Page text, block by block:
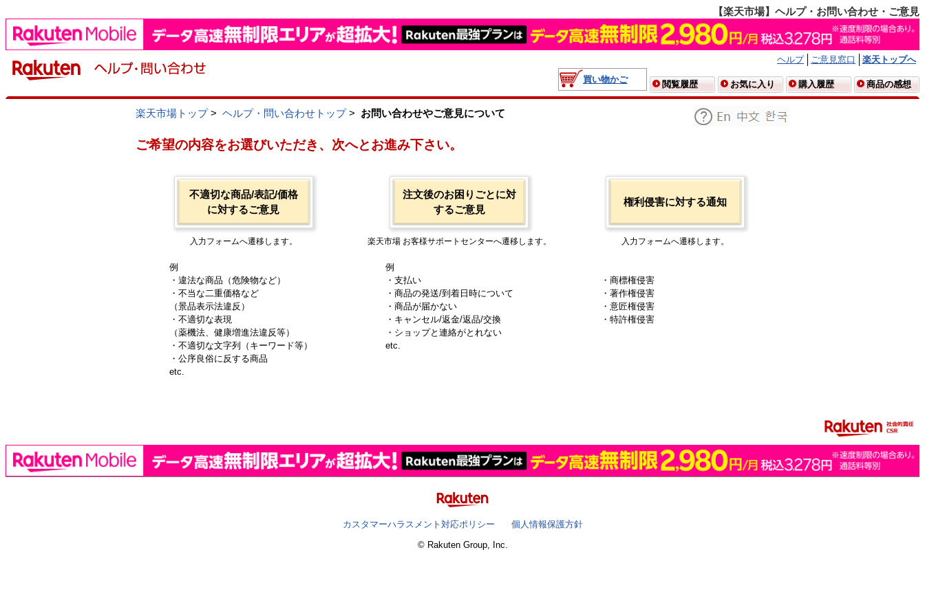
【楽天市場】ヘルプ・お問い合わせ・ご意見
ヘルプ ご意見窓口
楽天トップへ
買い物かご
閲覧履歴 お気に入り 購入履歴 商品の感想
楽天市場トップ> ヘルプ・問い合わせトップ> お問い合わせやご意見について
ご希望の内容をお選びいただき、次へとお進み下さい。
不適切な商品/表記/価格
に対するご意見
入力フォームへ遷移します。
例
・違法な商品（危険物など）
・不当な二重価格など
（景品表示法違反）
・不適切な表現
（薬機法、健康増進法違反等）
・不適切な文字列（キーワード等）
・公序良俗に反する商品
etc.
注文後のお困りごとに対
するご意見
楽天市場 お客様サポートセンターへ遷移します。
例
・支払い
・商品の発送/到着日時について
・商品が届かない
・キャンセル/返金/返品/交換
・ショップと連絡がとれない
etc.
権利侵害に対する通知
入力フォームへ遷移します。
・商標権侵害
・著作権侵害
・意匠権侵害
・特許権侵害
カスタマーハラスメント対応ポリシー
個人情報保護方針
© Rakuten Group, Inc.